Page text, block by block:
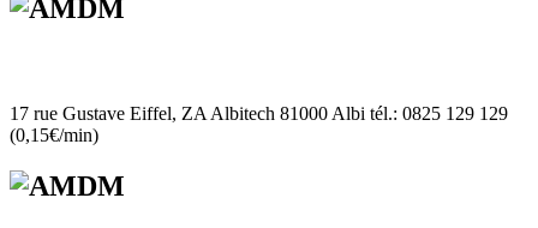
17 rue Gustave Eiffel, ZA Albitech 81000 Albi tél.: 0825 129 129
(0,15€/min)